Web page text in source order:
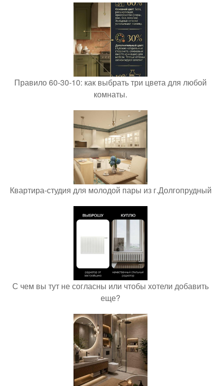
Правило 60-30-10: как выбрать три цвета для любой
комнаты.
Квартира-студия для молодой пары из г.Долгопрудный
С чем вы тут не согласны или чтобы хотели добавить
еще?